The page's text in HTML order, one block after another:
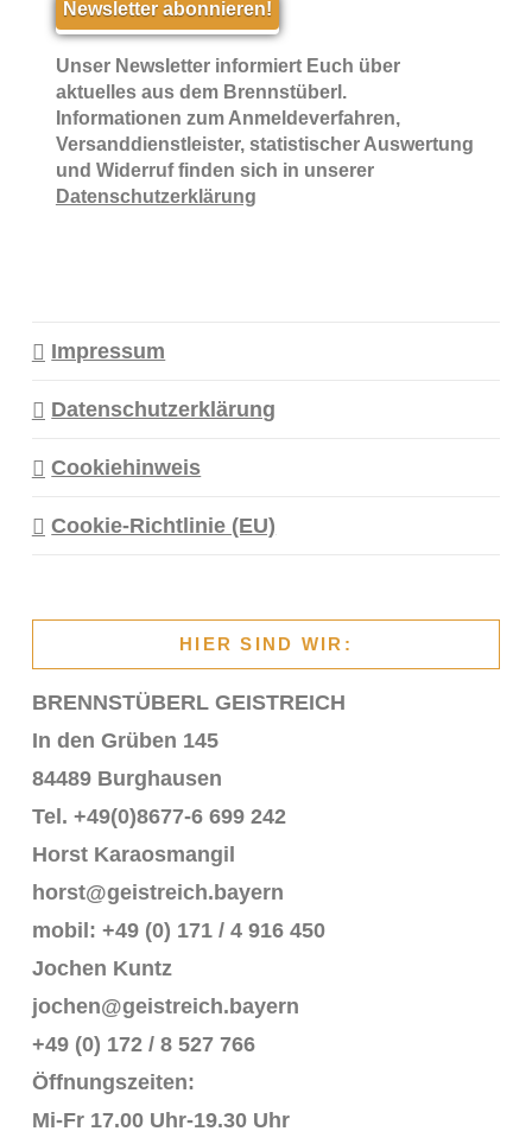
Unser Newsletter informiert Euch über
aktuelles aus dem Brennstüberl.
Informationen zum Anmeldeverfahren,
Versanddienstleister, statistischer Auswertung
und Widerruf finden sich in unserer
Datenschutzerklärung
Impressum
Datenschutzerklärung
Cookiehinweis
Cookie-Richtlinie (EU)
HIER SIND WIR:
BRENNSTÜBERL GEISTREICH
In den Grüben 145
84489 Burghausen
Tel. +49(0)8677-6 699 242
Horst Karaosmangil
horst@geistreich.bayern
mobil: +49 (0) 171 / 4 916 450
Jochen Kuntz
jochen@geistreich.bayern
+49 (0) 172 / 8 527 766
Öffnungszeiten:
Mi-Fr 17.00 Uhr-19.30 Uhr